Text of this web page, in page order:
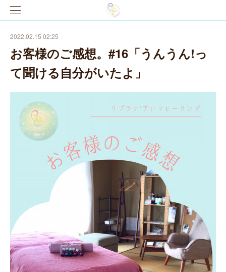
2022.02.15 02:25
お客様のご感想。#16「うんうん!っ
て聞ける自分がいたよ」